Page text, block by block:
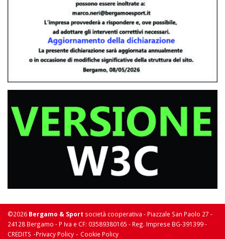
©2026 Bergamo & Sport società cooperativa - Piazzale San Paolo 27 -
24128 Bergamo - P Iva e CF: 03589380165 - Reg. Imprese BG-391399 -
CREDITS -Privacy Policy - Cookie Policy